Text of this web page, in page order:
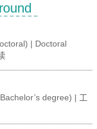
| Doctoral
degree) | 工